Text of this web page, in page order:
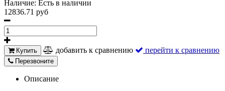
Наличие: Есть в наличии
12836.71 руб
Купить добавить к сравнению перейти к сравнению
Перезвоните
Описание